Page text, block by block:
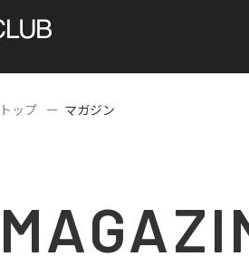
トップ マガジン